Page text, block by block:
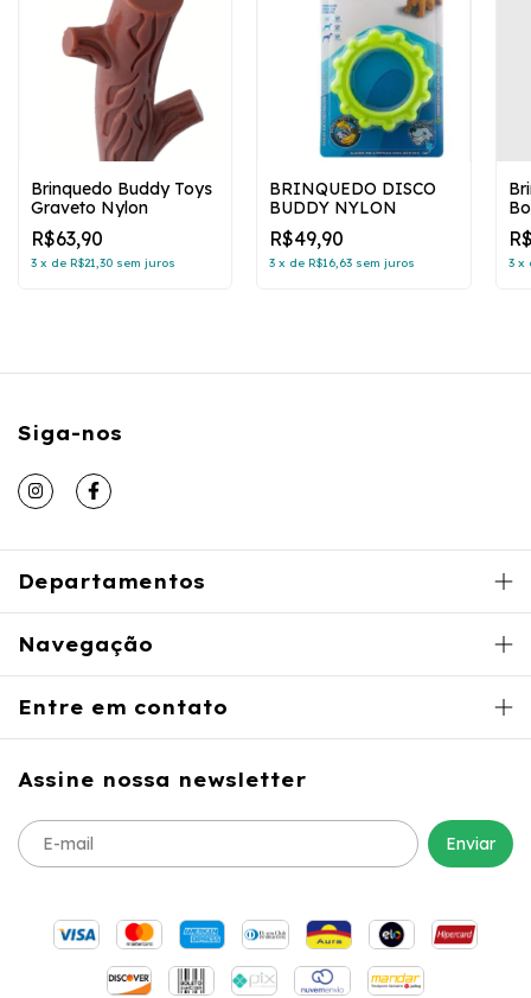
Brinquedo Buddy Toys
Graveto Nylon
R$63,90
3 x de R$21,30 sem juros
BRINQUEDO DISCO
BUDDY NYLON
R$49,90
3 x deR$16,63 sem juros 3 x
Siga-nos
Departamentos
Navegação
Entre em contato
Assine nossa newsletter